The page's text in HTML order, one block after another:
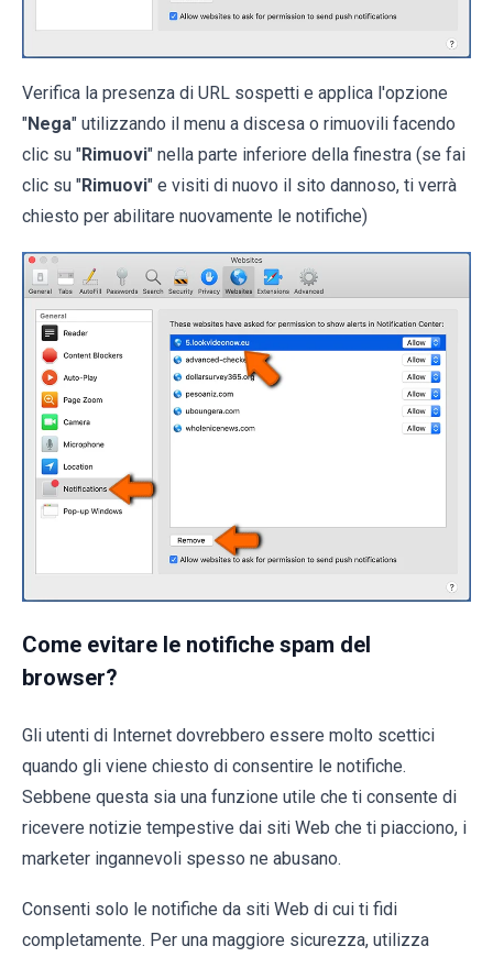
Verifica la presenza di URL sospetti e applica l'opzione
"Nega" utilizzando il menu a discesa o rimuovili facendo
clic su "Rimuovi" nella parte inferiore della finestra (se fai
clic su "Rimuovi" e visiti di nuovo il sito dannoso, ti verrà
chiesto per abilitare nuovamente le notifiche)
Come evitare le notifiche spam del
browser?
Gli utenti di Internet dovrebbero essere molto scettici
quando gli viene chiesto di consentire le notifiche.
Sebbene questa sia una funzione utile che ti consente di
ricevere notizie tempestive dai siti Web che ti piacciono, i
marketer ingannevoli spesso ne abusano.
Consenti solo le notifiche da siti Web di cui ti fidi
completamente. Per una maggiore sicurezza, utilizza